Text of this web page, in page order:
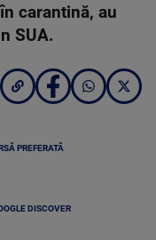
carantină, au
SUA.
PREFERATĂ
DISCOVER